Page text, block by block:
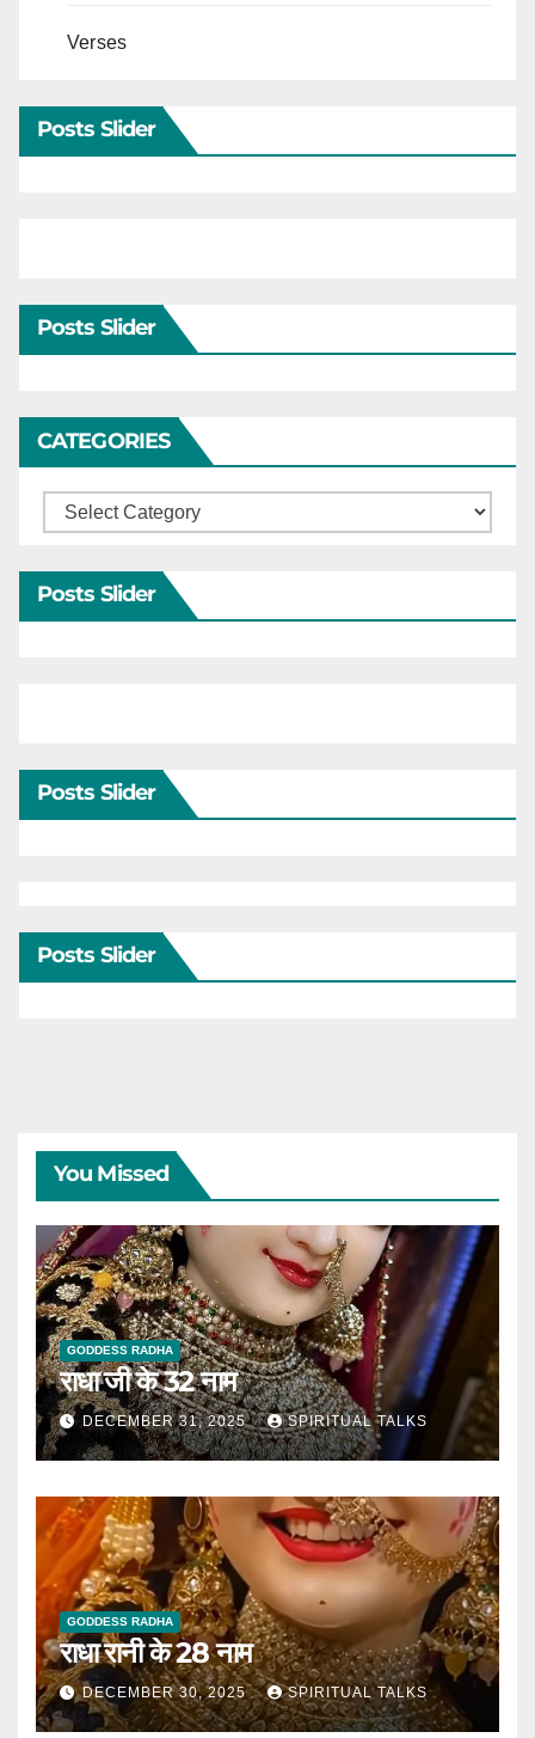
Verses
Posts Slider
Posts Slider
CATEGORIES
Categories
Posts Slider
Posts Slider
Posts Slider
You Missed
GODDESS RADHA
राधा जी के 32 नाम
DECEMBER 31, 2025 SPIRITUAL TALKS
GODDESS RADHA
राधा रानी के 28 नाम
DECEMBER 30, 2025 SPIRITUAL TALKS